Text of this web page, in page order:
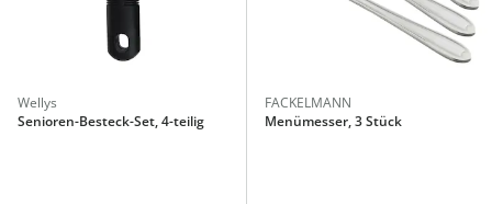
Wellys
Senioren-Besteck-Set, 4-teilig
FACKELMANN
Menümesser, 3 Stück